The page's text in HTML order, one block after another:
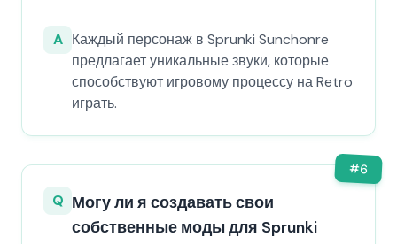
A Каждый персонаж в Sprunki Sunchonre
предлагает уникальные звуки, которые
способствуют игровому процессу на Retro
играть.
#6
Q Могу ли я создавать свои
собственные моды для Sprunki